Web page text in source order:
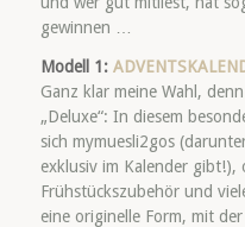
gewinnen …
Modell 1:
Ganz klar meine Wahl,
„Deluxe“: In diesem
sich mymuesli2gos
exklusiv im Kalender gibt!),
Frühstückszubehör und
eine originelle Form, mit